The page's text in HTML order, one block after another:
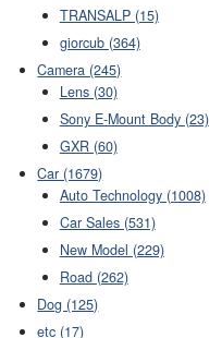
TRANSALP (15)
giorcub (364)
Camera (245)
Lens (30)
Sony E-Mount Body (23)
GXR (60)
Car (1679)
Auto Technology (1008)
Car Sales (531)
New Model (229)
Road (262)
Dog (125)
etc (17)